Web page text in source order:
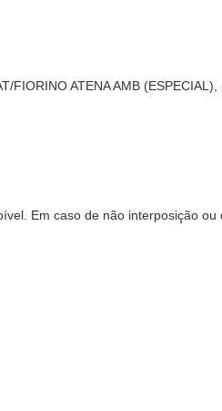
ATENA AMB
Em caso de não interposição ou